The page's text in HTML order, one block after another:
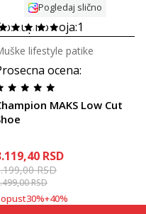
Pogledaj slično
boja:1
ocena:
MAKS Low Cut
lifestyle patike
RSD
RSD
RSD
30%+40%